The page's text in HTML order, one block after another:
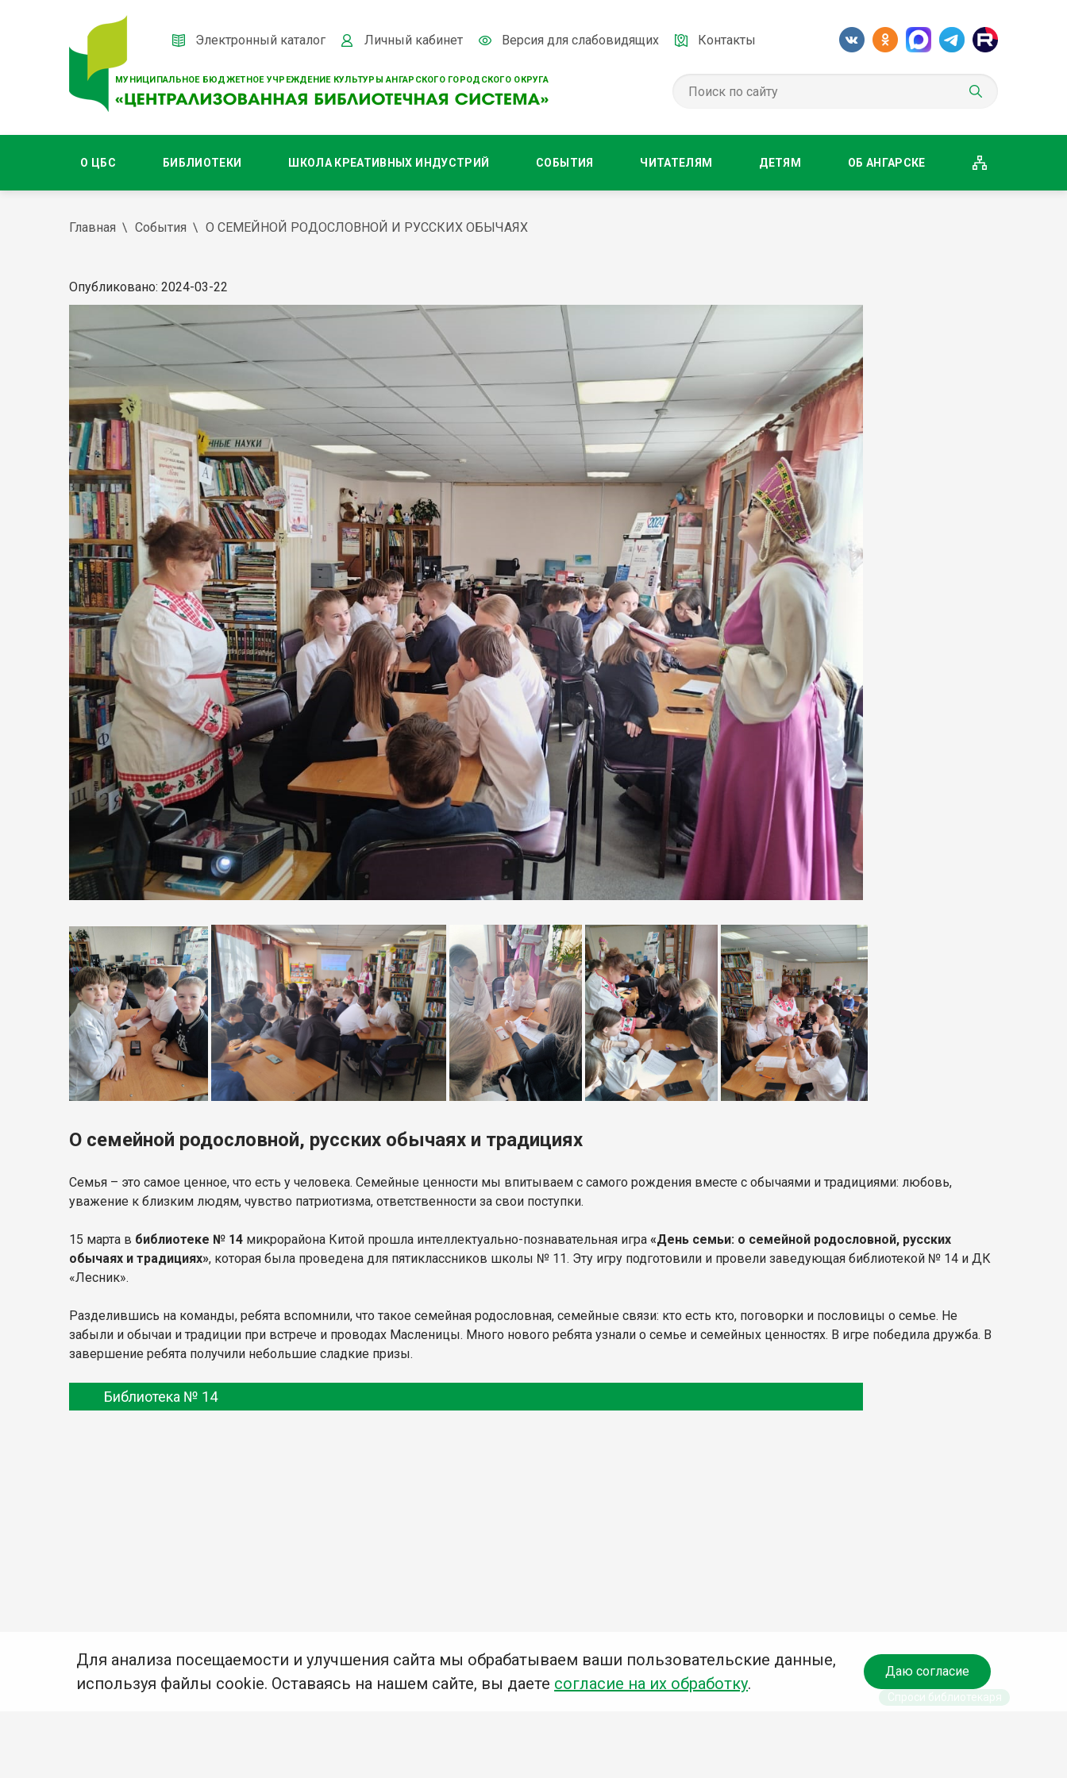
МУНИЦИПАЛЬНОЕ БЮДЖЕТНОЕ УЧРЕЖДЕНИЕ КУЛЬТУРЫ АНГАРСКОГО ГОРОДСКОГО ОКРУГА
Электронный каталог Личный кабинет Версия для слабовидящих Контакты
О ЦБС БИБЛИОТЕКИ ШКОЛА КРЕАТИВНЫХ ИНДУСТРИЙ СОБЫТИЯ ЧИТАТЕЛЯМ ДЕТЯМ ОБ АНГАРСКЕ
Главная События О СЕМЕЙНОЙ РОДОСЛОВНОЙ И РУССКИХ ОБЫЧАЯХ
Опубликовано: 2024-03-22
О семейной родословной, русских обычаях и традициях
Семья – это самое ценное, что есть у человека. Семейные ценности мы впитываем с самого рождения вместе с обычаями и традициями: любовь,
уважение к близким людям, чувство патриотизма, ответственности за свои поступки.
15 марта в библиотеке № 14 микрорайона Китой прошла интеллектуально-познавательная игра «День семьи: о семейной родословной, русских
обычаях и традициях», которая была проведена для пятиклассников школы № 11. Эту игру подготовили и провели заведующая библиотекой № 14 и ДК
«Лесник».
Разделившись на команды, ребята вспомнили, что такое семейная родословная, семейные связи: кто есть кто, поговорки и пословицы о семье. Не
забыли и обычаи и традиции при встрече и проводах Масленицы. Много нового ребята узнали о семье и семейных ценностях. В игре победила дружба. В
завершение ребята получили небольшие сладкие призы.
Библиотека № 14
Для анализа посещаемости и улучшения сайта мы обрабатываем ваши пользовательские данные,
используя файлы cookie. Оставаясь на нашем сайте, вы даете согласие на их обработку.
Даю согласие
Спроси библиотекаря